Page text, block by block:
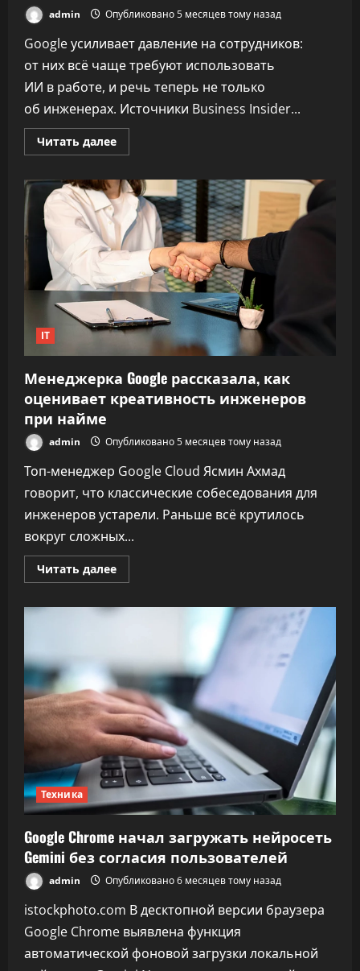
admin Опубликовано 5 месяцев тому назад
Google усиливает давление на сотрудников:
от них всё чаще требуют использовать
ИИ в работе, и речь теперь не только
об инженерах. Источники Business Insider...
Читать далееПрочитать
больше
теперь
заставляет
использовать
ИИ не только
разработчиков —
нетехнарей
тоже
IT
Менеджерка Google рассказала, как
оценивает креативность инженеров
при найме
admin Опубликовано 5 месяцев тому назад
Топ-менеджер Google Cloud Ясмин Ахмад
говорит, что классические собеседования для
инженеров устарели. Раньше всё крутилось
вокруг сложных...
Читать далееПрочитать
больше
Google
инженеров
при
найме
Техника
Google Chrome начал загружать нейросеть
Gemini без согласия пользователей
admin Опубликовано 6 месяцев тому назад
istockphoto.com В десктопной версии браузера
Google Chrome выявлена функция
автоматической фоновой загрузки локальной